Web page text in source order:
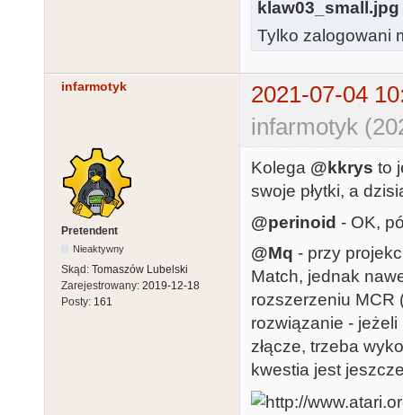
klaw03_small.jpg
Tylko zalogowani
infarmotyk
2021-07-04
infarmotyk
Pretendent
Nieaktywny
Skąd: Tomaszów Lubelski
Zarejestrowany: 2019-12-18
Posty: 161
Kolega @kkrys to
swoje płytki, a
@perinoid - OK,
@Mq - przy
Match, jednak
rozszerzeniu MCR
rozwiązanie - jeżeli
złącze, trzeba
kwestia jest